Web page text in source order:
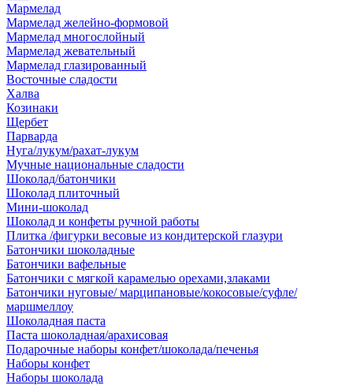
Мармелад
Мармелад желейно-формовой
Мармелад многослойный
Мармелад жевательный
Мармелад глазированный
Восточные сладости
Халва
Козинаки
Щербет
Парварда
Нуга/лукум/рахат-лукум
Мучные национальные сладости
Шоколад/батончики
Шоколад плиточный
Мини-шоколад
Шоколад и конфеты ручной работы
Плитка /фигурки весовые из кондитерской глазури
Батончики шоколадные
Батончики вафельные
Батончики с мягкой карамелью орехами,злаками
Батончики нуговые/ марципановые/кокосовые/суфле/
маршмеллоу
Шоколадная паста
Паста шоколадная/арахисовая
Подарочные наборы конфет/шоколада/печенья
Наборы конфет
Наборы шоколада